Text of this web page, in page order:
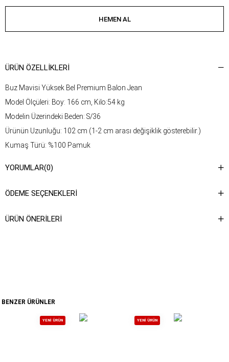
ÜRÜN ÖZELLIKLERI
Buz Mavisi Yüksek Bel Premium Balon Jean
Model Ölçüleri: Boy: 166 cm, Kilo:54 kg
Modelin Üzerindeki Beden: S/36
Ürünün Uzunluğu: 102 cm (1-2 cm arası değişiklik gösterebilir.)
Kumaş Türü: %100 Pamuk
talimatına ulaşabilirsiniz.
YORUMLAR(0)
ÖDEME SEÇENEKLERI
ÜRÜN ÖNERILERI
BENZER ÜRÜNLER
YENI ÜRÜN YENI ÜRÜN